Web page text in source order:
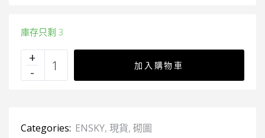
庫存只剩 3
加入購物車
Categories: ENSKY, 現貨, 砌圖